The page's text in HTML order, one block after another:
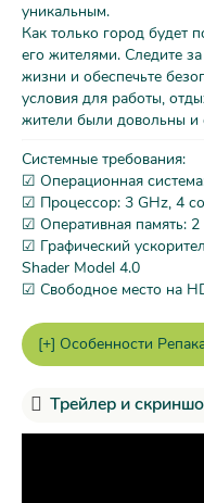
уникальным.
Как только город будет
его жителями. Следите
жизни и обеспечьте
условия для работы,
жители были довольны и
Системные требования:
☑ Операционная
☑ Процессор: 3 GHz, 4
☑ Оперативная память:
☑ Графический
Shader Model 4.0
☑ Свободное место на
Трейлер и